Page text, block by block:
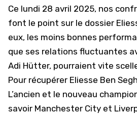
Ce lundi 28 avril 2025, nos
font le point sur le dossier
eux, les moins bonnes
que ses relations fluctuantes
Adi Hütter, pourraient vite
Pour récupérer Eliesse Ben
L’ancien et le nouveau
savoir Manchester City et